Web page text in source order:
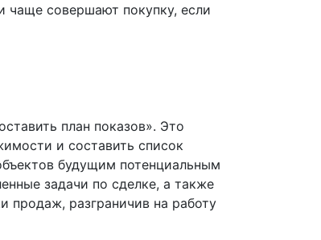
чаще совершают покупку, если
план показов». Это
и составить список
будущим потенциальным
задачи по сделке, а также
продаж, разграничив на работу